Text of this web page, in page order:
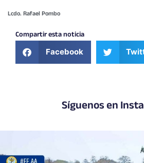
Lcdo. Rafael Pombo
Compartir esta noticia
Facebook
Síguenos en